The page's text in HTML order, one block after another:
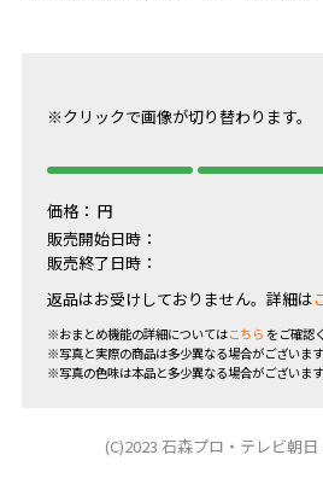
※クリックで画像が切り替わります。
価格： 円
販売開始日時：
販売終了日時：
返品はお受けしておりません。詳細は
※おまとめ機能の詳細についてはこちら をご確認
※写真と実際の商品は多少異なる場合がございます
※写真の色味は本品と多少異なる場合がございます
(C)2023 石森プロ・テレビ朝日